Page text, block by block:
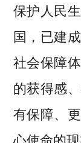
保护人民
国，已建
社会保障
的获得感
有保障、